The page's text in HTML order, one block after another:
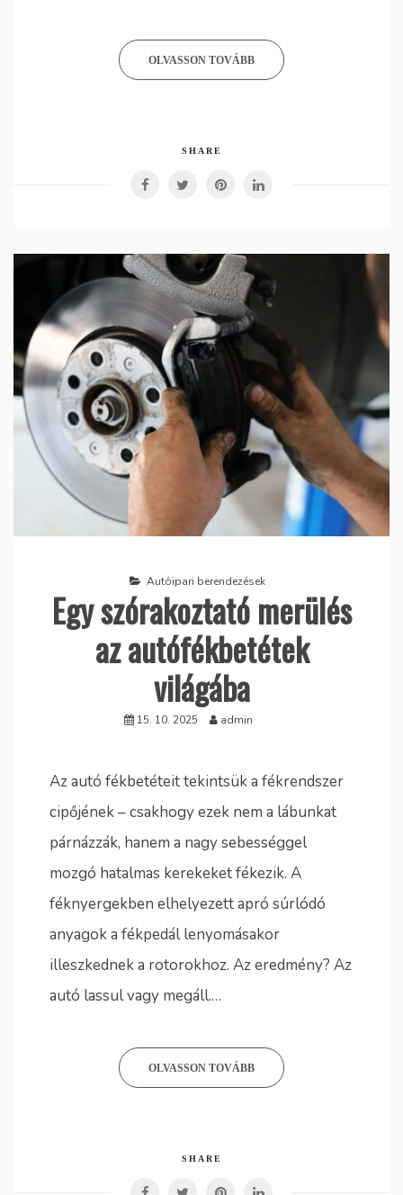
OLVASSON TOVÁBB
SHARE
Autóipari berendezések
Egy szórakoztató merülés
az autófékbetétek
világába
15. 10. 2025 admin
Az autó fékbetéteit tekintsük a fékrendszer
cipőjének – csakhogy ezek nem a lábunkat
párnázzák, hanem a nagy sebességgel
mozgó hatalmas kerekeket fékezik. A
féknyergekben elhelyezett apró súrlódó
anyagok a fékpedál lenyomásakor
illeszkednek a rotorokhoz. Az eredmény? Az
autó lassul vagy megáll.…
OLVASSON TOVÁBB
SHARE